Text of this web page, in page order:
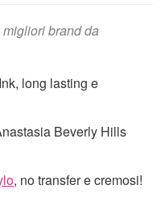
brand da
long lasting e
Beverly Hills
, no transfer e cremosi!